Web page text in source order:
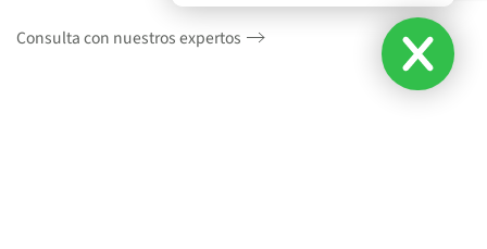
Consulta con nuestros expertos